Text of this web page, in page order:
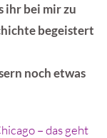
ihr bei mir zu
begeistert
noch etwas
– das geht